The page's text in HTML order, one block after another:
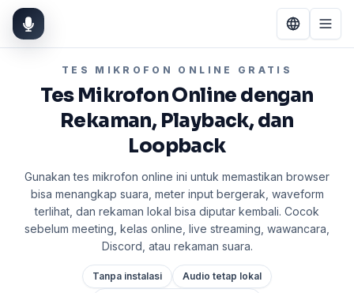
TES MIKROFON ONLINE GRATIS
Tes Mikrofon Online dengan
Rekaman, Playback, dan
Loopback
Gunakan tes mikrofon online ini untuk memastikan browser
bisa menangkap suara, meter input bergerak, waveform
terlihat, dan rekaman lokal bisa diputar kembali. Cocok
sebelum meeting, kelas online, live streaming, wawancara,
Discord, atau rekaman suara.
Tanpa instalasi
Audio tetap lokal